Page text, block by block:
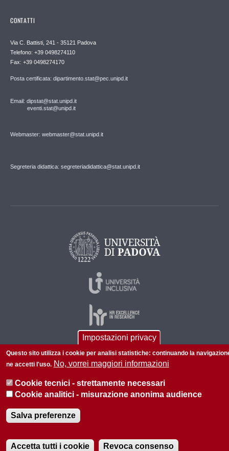
CONTATTI
Via C. Battisti, 241 - 35121 Padova
Telefono: +39 0498274110
Fax: +39 0498274170
Posta certificata: dipartimento.stat@pec.unipd.it
Email: dipstat@stat.unipd.it
eventi.stat@unipd.it
Webmaster: webmaster@stat.unipd.it
Segreteria didattica: segreteriadidattica@stat.unipd.it
© 2026 Università di Padova - Tutti i diritti riservati
Impostazioni privacy
Questo sito utilizza i cookie per analisi statistiche: continuando la
ne accetti l'uso. No, vorrei maggiori informazioni
Cookie tecnici - strettamente necessari
Cookie analitici - misurazione anonima audience
Salva preferenze
Accetta tutti i cookie Revoca consenso